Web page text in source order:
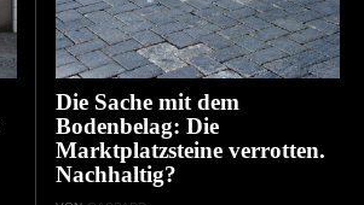
Die Sache mit dem
Bodenbelag: Die
Marktplatzsteine verrotten.
Nachhaltig?